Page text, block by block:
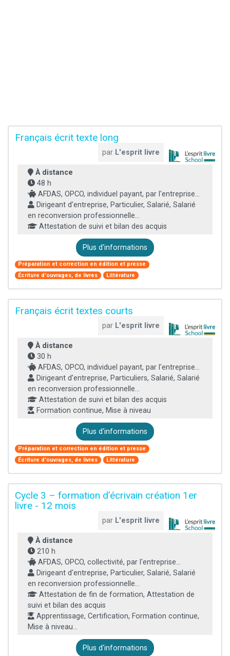
Français écrit texte long
par L'esprit livre
À distance
48 h
AFDAS, OPCO, individuel payant, par l'entreprise...
Dirigeant d'entreprise, Particulier, Salarié, Salarié
en reconversion professionnelle...
Attestation de suivi et bilan des acquis
Plus d'informations
Préparation et correction en édition et presse
Écriture d'ouvrages, de livres
Littérature
Français écrit textes courts
par L'esprit livre
À distance
30 h
AFDAS, OPCO, individuel payant, par l'entreprise...
Dirigeant d'entreprise, Particuliers, Salarié, Salarié
en reconversion professionnelle...
Attestation de suivi et bilan des acquis
Formation continue, Mise à niveau
Plus d'informations
Préparation et correction en édition et presse
Écriture d'ouvrages, de livres
Littérature
Cycle 3 – formation d’écrivain création 1er
livre - 12 mois
par L'esprit livre
À distance
210 h
AFDAS, OPCO, collectivité, par l'entreprise...
Dirigeant d'entreprise, Particulier, Salarié, Salarié
en reconversion professionnelle...
Attestation de fin de formation, Attestation de
suivi et bilan des acquis
Apprentissage, Certification, Formation continue,
Mise à niveau...
Plus d'informations